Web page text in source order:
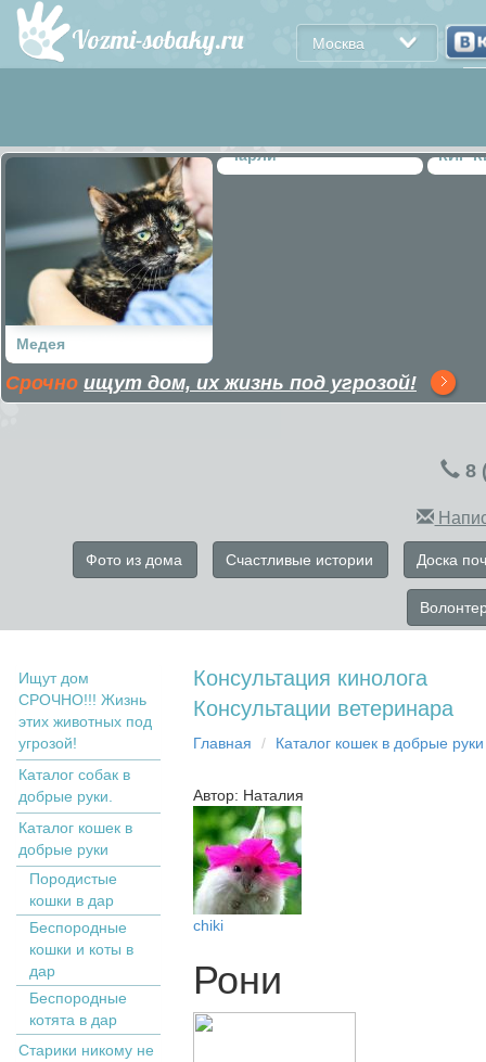
Москва
Медея
Чарли КИР
Срочно ищут дом, их жизнь под угрозой!
8
Фото из дома Счастливые истории Доска
Ищут дом
СРОЧНО!!! Жизнь
этих животных под
угрозой!
Каталог собак в
добрые руки.
Кaтaлoг кoшек в
дoбрыe рyки
Пopoдистыe
кoшки в дaр
Бecпopoдныe
кoшки и коты в
дap
Беспородные
котята в дар
Старики никому не
Консультация кинолога
Консультации ветеринара
Главная Кaтaлoг кoшек в дoбрыe рyки
Автор: Наталия
chiki
Рони